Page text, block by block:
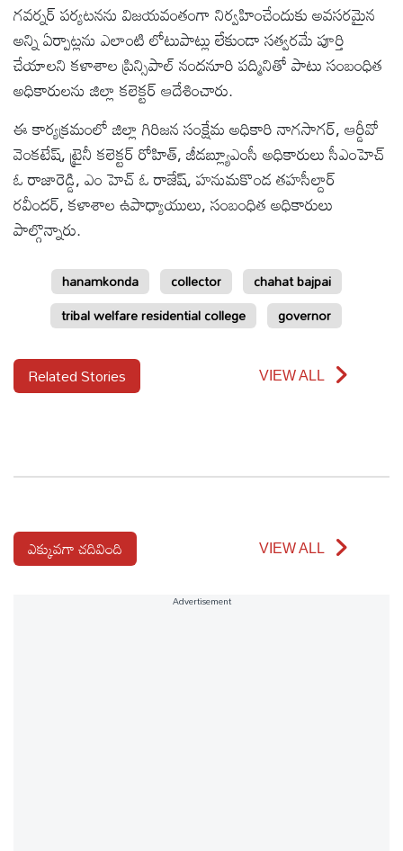
గవర్నర్ పర్యటనను విజయవంతంగా నిర్వహించేందుకు అవసరమైన
అన్ని ఏర్పాట్లను ఎలాంటి లోటుపాట్లు లేకుండా సత్వరమే పూర్తి
చేయాలని కళాశాల ప్రిన్సిపాల్ నందనూరి పద్మినితో పాటు సంబంధిత
అధికారులను జిల్లా కలెక్టర్ ఆదేశించారు.
ఈ కార్యక్రమంలో జిల్లా గిరిజన సంక్షేమ అధికారి నాగసాగర్, ఆర్డీవో
వెంకటేష్, ట్రైనీ కలెక్టర్ రోహిత్, జీడబ్ల్యూఎంసీ అధికారులు సీఎంహెచ్
ఓ రాజారెడ్డి, ఎం హెచ్ ఓ రాజేష్, హనుమకొండ తహసీల్దార్
రవీందర్, కళాశాల ఉపాధ్యాయులు, సంబంధిత అధికారులు
పాల్గొన్నారు.
hanamkonda collector
chahat bajpai
tribal welfare residential college
governor
Related Stories VIEW ALL
ఎక్కువగా చదివింది VIEW ALL
Advertisement